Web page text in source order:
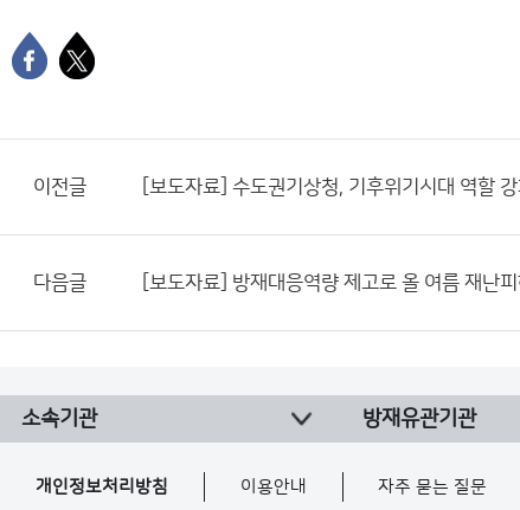
이전글 [보도자료] 수도권기상청, 기후위기시대 역할
다음글 [보도자료] 방재대응역량 제고로 올 여름 재난
소속기관 방재유관기관
개인정보처리방침 이용안내 자주 묻는 질문